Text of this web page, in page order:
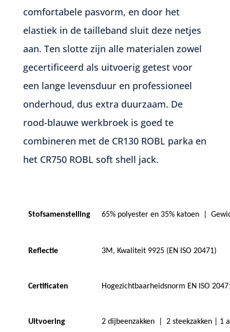
comfortabele pasvorm, en door het
elastiek in de tailleband sluit deze netjes
aan. Ten slotte zijn alle materialen zowel
gecertificeerd als uitvoerig getest voor
een lange levensduur en professioneel
onderhoud, dus extra duurzaam. De
rood-blauwe werkbroek is goed te
combineren met de CR130 ROBL parka en
het CR750 ROBL soft shell jack.
Stofsamenstelling 65% polyester en 35% katoen
Reflectie 3M, Kwaliteit 9925 (EN ISO 20471)
Certificaten Hogezichtbaarheidsnorm EN ISO
Uitvoering 2 dijbeenzakken 2 steekzakken | 1